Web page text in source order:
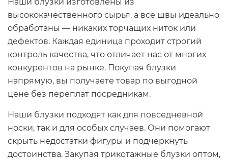
высококачественного сырья, а все швы идеально
обработаны — никаких торчащих ниток или
дефектов. Каждая единица проходит строгий
контроль качества, что отличает нас от многих
конкурентов на рынке. Покупая блузки
напрямую, вы получаете товар по выгодной
цене без переплат посредникам.
Наши блузки подходят как для повседневной
носки, так и для особых случаев. Они помогают
скрыть недостатки фигуры и подчеркнуть
достоинства. Закупая трикотажные блузки оптом,